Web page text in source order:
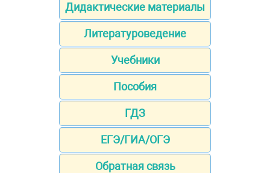
Дидактические материалы
Литературоведение
Учебники
Пособия
ГДЗ
ЕГЭ/ГИА/ОГЭ
Обратная связь